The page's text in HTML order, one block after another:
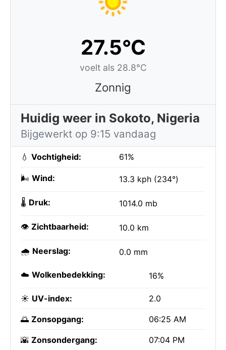
27.5°C
voelt als 28.8°C
Zonnig
Huidig weer in Sokoto, Nigeria
Bijgewerkt op 9:15 vandaag
💧 Vochtigheid: 61%
🌬️ Wind: 13.3 kph (234°)
🌡️ Druk: 1014.0 mb
👁️ Zichtbaarheid: 10.0 km
🌧️ Neerslag: 0.0 mm
☁️ Wolkenbedekking: 16%
☀️ UV-index: 2.0
🌅 Zonsopgang: 06:25 AM
🌇 Zonsondergang: 07:04 PM